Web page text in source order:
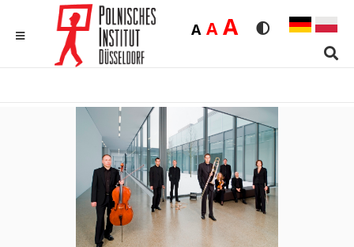
Rozmiar
ADomyślna
AŚrednia
ADużaWersja